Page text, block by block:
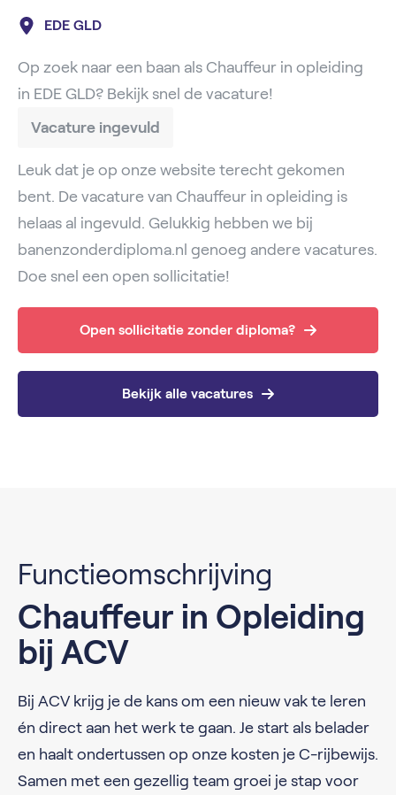
EDE GLD
Op zoek naar een baan als Chauffeur in opleiding
in EDE GLD? Bekijk snel de vacature!
Vacature ingevuld
Leuk dat je op onze website terecht gekomen
bent. De vacature van Chauffeur in opleiding is
helaas al ingevuld. Gelukkig hebben we bij
banenzonderdiploma.nl genoeg andere vacatures.
Doe snel een open sollicitatie!
Open sollicitatie zonder diploma?
Bekijk alle vacatures
Functieomschrijving
Chauffeur in Opleiding
bij ACV
Bij ACV krijg je de kans om een nieuw vak te leren
én direct aan het werk te gaan. Je start als belader
en haalt ondertussen op onze kosten je C-rijbewijs.
Samen met een gezellig team groei je stap voor